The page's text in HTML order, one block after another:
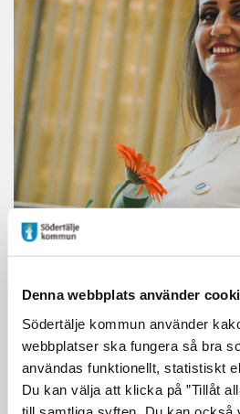
Denna webbplats använder
Södertälje kommun använder
webbplatser ska fungera så bra
användas funktionellt, statistiskt
Du kan välja att klicka på ”Tillåt
Drygt 260
utbildningen